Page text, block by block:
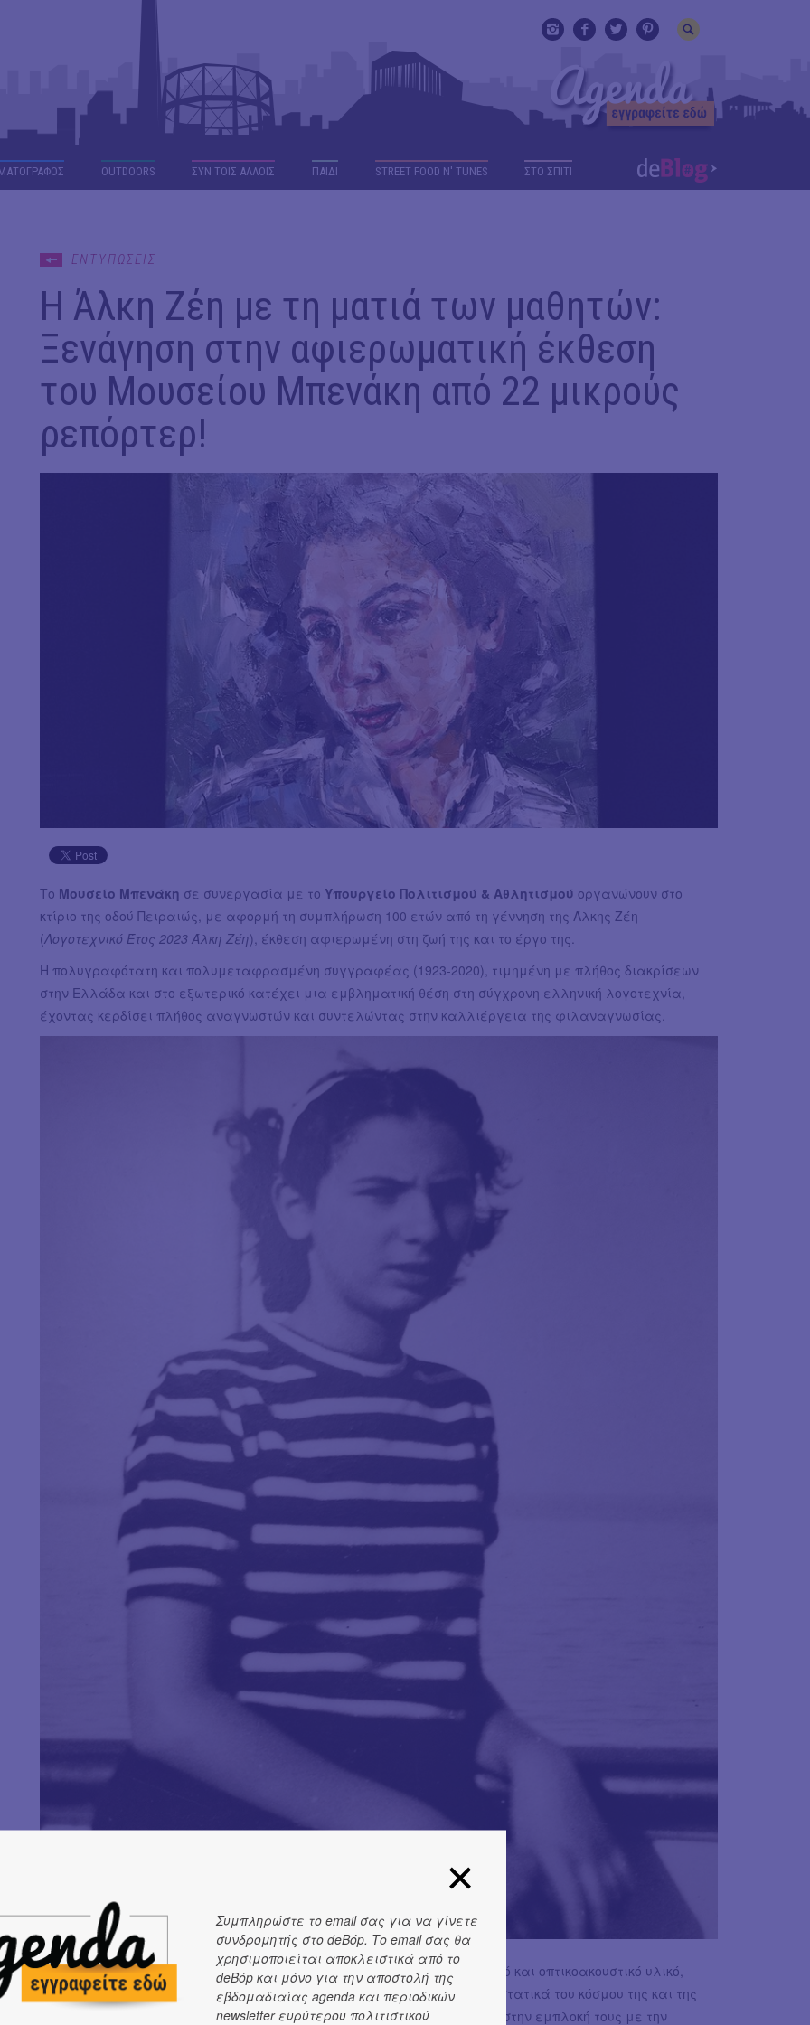
OUTDΟORS ΣΥΝ ΤΟΙΣ ΑΛΛΟΙΣ ΠΑΙΔΙ STREET FOOD N' TUNES ΣΤΟ ΣΠΙΤΙ
ΕΝΤΥΠΩΣΕΙΣ
Η Άλκη Ζέη με τη ματιά των μαθητών:
Ξενάγηση στην αφιερωματική έκθεση
του Μουσείου Μπενάκη από 22 μικρούς
ρεπόρτερ!
Το Μουσείο Μπενάκη σε συνεργασία με το Υπουργείο Πολιτισμού & Αθλητισμού οργανώνουν στο
κτίριο της οδού Πειραιώς, με αφορμή τη συμπλήρωση 100 ετών από τη γέννηση της Άλκης Ζέη
(Λογοτεχνικό Έτος 2023 Άλκη Ζέη), έκθεση αφιερωμένη στη ζωή της και το έργο της.
Η πολυγραφότατη και πολυμεταφρασμένη συγγραφέας (1923-2020), τιμημένη με πλήθος διακρίσεων
στην Ελλάδα και στο εξωτερικό κατέχει μια εμβληματική θέση στη σύγχρονη ελληνική λογοτεχνία,
έχοντας κερδίσει πλήθος αναγνωστών και συντελώντας στην καλλιέργεια της φιλαναγνωσίας.
Στην έκθεσηΟ μεγάλος περίπατος της Άλκης παρουσιάζεται αρχειακό και οπτικοακουστικό υλικό,
ανέκδοτα γραπτά και προφορικά ντοκουμέντα, που αποτυπώνουν τα συστατικά του κόσμου της και της
εποχής της. Αποκαλύπτονται τα έργα και οι μέρες της, οι άνθρωποι της στην εμπλοκή τους με την
Συμπληρώστε το email σας για να γίνετε
συνδρομητής στο deBόp. Το email σας θα
χρησιμοποιείται αποκλειστικά από το
deBόp και μόνο για την αποστολή της
εβδομαδιαίας agenda και περιοδικών
newsletter ευρύτερου πολιτιστικού